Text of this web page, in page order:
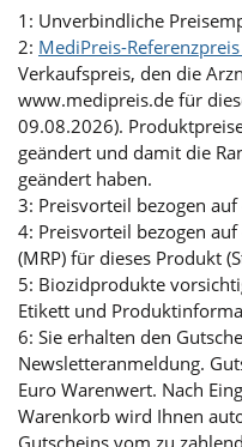
1: Unverbindliche
2: MediPreis-Referenzpreis
Verkaufspreis, den die
www.medipreis.de für
09.08.2026).
geändert und damit die
geändert haben.
3: Preisvorteil bezogen
4: Preisvorteil bezogen
(MRP) für dieses Produkt
5: Biozidprodukte
Etikett und
6: Sie erhalten den
Newsletteranmeldung.
Euro Warenwert. Nach
Warenkorb wird Ihnen
Gutscheins vom zu